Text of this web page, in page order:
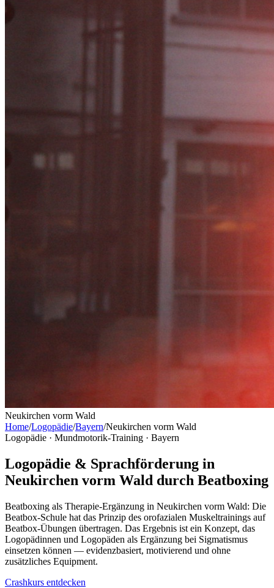
Neukirchen vorm Wald
Home/Logopädie/Bayern/Neukirchen vorm Wald
Logopädie · Mundmotorik-Training · Bayern
Logopädie & Sprachförderung in
Neukirchen vorm Wald durch Beatboxing
Beatboxing als Therapie-Ergänzung in Neukirchen vorm Wald: Die
Beatbox-Schule hat das Prinzip des orofazialen Muskeltrainings auf
Beatbox-Übungen übertragen. Das Ergebnis ist ein Konzept, das
Logopädinnen und Logopäden als Ergänzung bei Sigmatismus
einsetzen können — evidenzbasiert, motivierend und ohne
zusätzliches Equipment.
Crashkurs entdecken